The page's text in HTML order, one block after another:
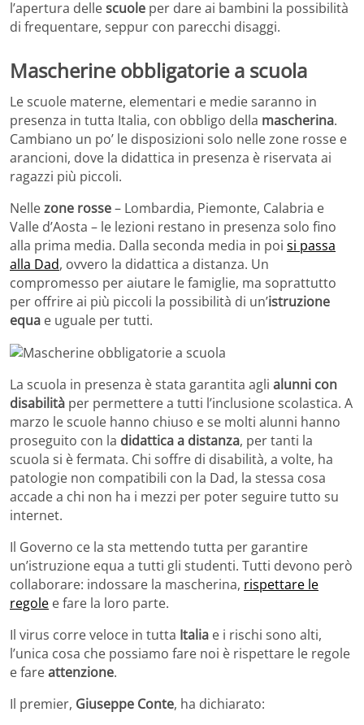
l’apertura dellescuole per dare ai bambini la possibilità
di frequentare, seppur con parecchi disaggi.
Mascherine obbligatorie a scuola
Le scuole materne, elementari e medie saranno in
presenza in tutta Italia, con obbligo della mascherina.
Cambiano un po’ le disposizioni solo nelle zone rosse e
arancioni, dove la didattica in presenza è riservata ai
ragazzi più piccoli.
Nellezone rosse– Lombardia, Piemonte, Calabria e
Valle d’Aosta – le lezioni restano in presenza solo fino
alla prima media. Dalla seconda media in poi si passa
alla Dad, ovvero la didattica a distanza. Un
compromesso per aiutare le famiglie, ma soprattutto
per offrire ai più piccoli la possibilità di un’istruzione
equa e uguale per tutti.
La scuola in presenza è stata garantita agli alunni con
disabilità per permettere a tutti l’inclusione scolastica. A
marzo le scuole hanno chiuso e se molti alunni hanno
proseguito con la didattica a distanza, per tanti la
scuola si è fermata. Chi soffre di disabilità, a volte, ha
patologie non compatibili con la Dad, la stessa cosa
accade a chi non ha i mezzi per poter seguire tutto su
internet.
Il Governo ce la sta mettendo tutta per garantire
un’istruzione equa a tutti gli studenti. Tutti devono però
collaborare: indossare la mascherina, rispettare le
regole e fare la loro parte.
Il virus corre veloce in tutta Italia e i rischi sono alti,
l’unica cosa che possiamo fare noi è rispettare le regole
e fareattenzione.
Il premier, Giuseppe Conte, ha dichiarato: